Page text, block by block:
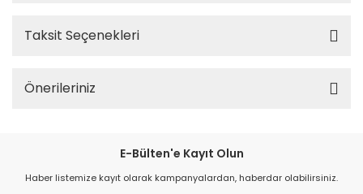
Taksit Seçenekleri
Önerileriniz
E-Bülten'e Kayıt Olun
Haber listemize kayıt olarak kampanyalardan, haberdar olabilirsiniz.